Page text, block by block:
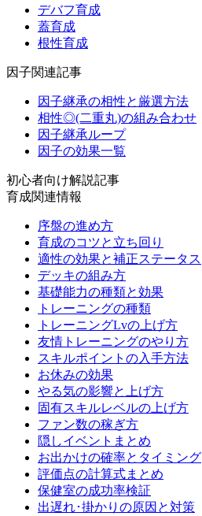
デバフ育成
蓋育成
根性育成
因子関連記事
因子継承の相性と厳選方法
相性◎(二重丸)の組み合わせ
因子継承ループ
因子の効果一覧
初心者向け解説記事
育成関連情報
序盤の進め方
育成のコツと立ち回り
適性の効果と補正ステータス
デッキの組み方
基礎能力の種類と効果
トレーニングの種類
トレーニングLvの上げ方
友情トレーニングのやり方
スキルポイントの入手方法
お休みの効果
やる気の影響と上げ方
固有スキルレベルの上げ方
ファン数の稼ぎ方
隠しイベントまとめ
お出かけの確率とタイミング
評価点の計算式まとめ
保健室の成功率検証
出遅れ･掛かりの原因と対策